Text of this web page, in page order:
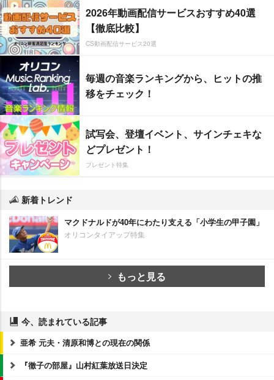
2026年動画配信サービスおすすめ40選
【徹底比較】
CS動画配信サービス20選
毎週の音楽ランキングから、ヒットの推
移をチェック！
試写会、登壇イベント、サインチェキな
どプレゼント！
プレゼント特集
新着トレンド
マクドナルドが40年にわたり支える「小学生の甲子園」
オリコンタイアップ特集
もっと見る
今、読まれている記事
亜希 元夫・清原和博との現在の関係
『徹子の部屋』山村紅葉放送日決定